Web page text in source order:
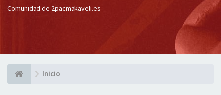
Comunidad de 2pacmakaveli.es
Inicio